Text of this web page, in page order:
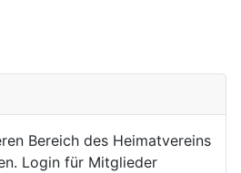
Retzel
Bereich des Heimatvereins
Login für Mitglieder